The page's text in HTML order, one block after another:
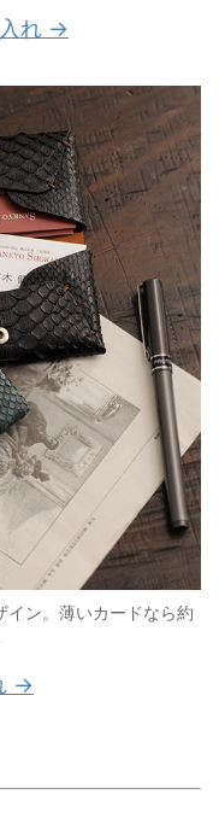
れ →
イン。薄いカードなら約
→